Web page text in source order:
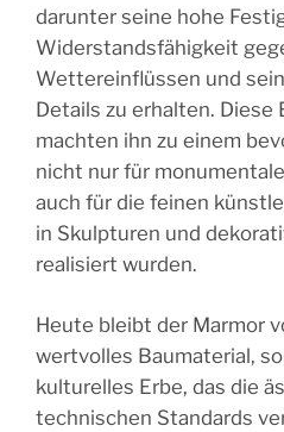
darunter seine hohe
Widerstandsfähigkeit
Wettereinflüssen und
Details zu erhalten. Diese
machten ihn zu einem
nicht nur für
auch für die feinen
in Skulpturen und
realisiert wurden.
Heute bleibt der Marmor
wertvolles Baumaterial,
kulturelles Erbe, das die
technischen Standards